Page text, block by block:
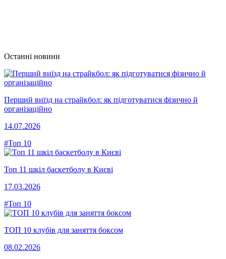
Останні новини
Перший виїзд на страйкбол: як підготуватися фізично й
організаційно
14.07.2026
#Топ 10
Топ 11 шкіл баскетболу в Києві
17.03.2026
#Топ 10
ТОП 10 клубів для заняття боксом
08.02.2026